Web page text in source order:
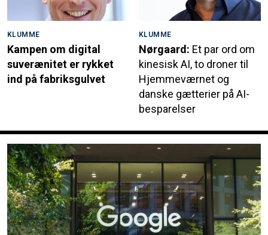
KLUMME
Kampen om digital
suverænitet er rykket
ind på fabriksgulvet
KLUMME
Nørgaard: Et par ord om
kinesisk AI, to droner til
Hjemmeværnet og
danske gætterier på AI-
besparelser